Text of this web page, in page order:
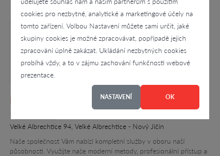
cookies pro nezbytné, analytické a marketingové účely na
tomto zařízení. Volbou Nastavení můžete sami určit, jaké
skupiny cookies je možné zpracovávat, popřípadě jejich
zpracování úplně zakázat. Ukládání nezbytných cookies
probíhá vždy, a to v zájmu zachování funkčnosti webové
prezentace.
NASTAVENÍ OK
Petr Kűhnel
Velké Albrechtice 94, Velké Albrechtice - Nový Jíčín
Naše společnost Vám nabízí kompletní služby v oboru naší
působnosti. Využijte naše moderní metody, profesionální přístup a